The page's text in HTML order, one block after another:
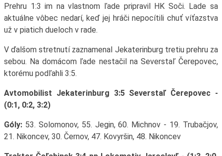
Prehru 1:3 im na vlastnom ľade pripravil HK Soči. Lade sa
aktuálne vôbec nedarí, keď jej hráči nepocítili chuť víťazstva
už v piatich dueloch v rade.
V ďalšom stretnutí zaznamenal Jekaterinburg tretiu prehru za
sebou. Na domácom ľade nestačil na Severstaľ Čerepovec,
ktorému podľahli 3:5.
Avtomobilist Jekaterinburg 3:5 Severstaľ Čerepovec -
(0:1, 0:2, 3:2)
Góly:53. Solomonov, 55. Jegin, 60. Michnov - 19. Trubačjov,
21. Nikoncev, 30. Černov, 47. Kovyršin, 48. Nikoncev